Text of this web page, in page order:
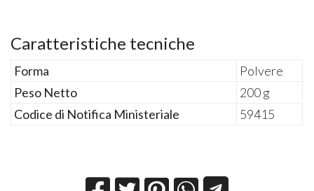
Caratteristiche tecniche
Forma
Polvere
Peso Netto
200 g
Codice di Notifica Ministeriale
59415